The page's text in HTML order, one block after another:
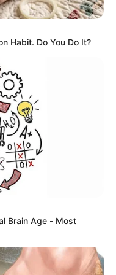
Habit. Do You Do It?
Brain Age - Most